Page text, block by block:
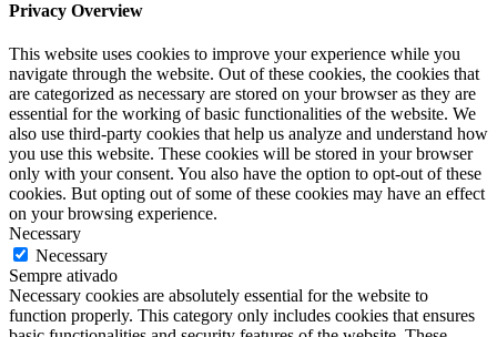
Privacy Overview
This website uses cookies to improve your experience while you
navigate through the website. Out of these cookies, the cookies that
are categorized as necessary are stored on your browser as they are
essential for the working of basic functionalities of the website. We
also use third-party cookies that help us analyze and understand how
you use this website. These cookies will be stored in your browser
only with your consent. You also have the option to opt-out of these
cookies. But opting out of some of these cookies may have an effect
on your browsing experience.
Necessary
Necessary
Sempre ativado
Necessary cookies are absolutely essential for the website to
function properly. This category only includes cookies that ensures